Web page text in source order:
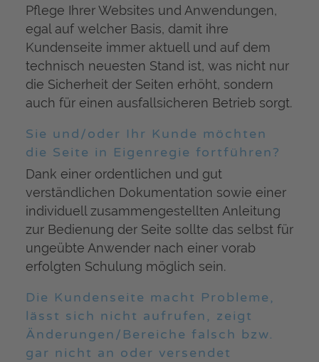
Pflege Ihrer Websites und Anwendungen,
egal auf welcher Basis, damit ihre
Kundenseite immer aktuell und auf dem
technisch neuesten Stand ist, was nicht nur
die Sicherheit der Seiten erhöht, sondern
auch für einen ausfallsicheren Betrieb sorgt.
Sie und/oder Ihr Kunde möchten
die Seite in Eigenregie fortführen?
Dank einer ordentlichen und gut
verständlichen Dokumentation sowie einer
individuell zusammengestellten Anleitung
zur Bedienung der Seite sollte das selbst für
ungeübte Anwender nach einer vorab
erfolgten Schulung möglich sein.
Die Kundenseite macht Probleme,
lässt sich nicht aufrufen, zeigt
Änderungen/Bereiche falsch bzw.
gar nicht an oder versendet